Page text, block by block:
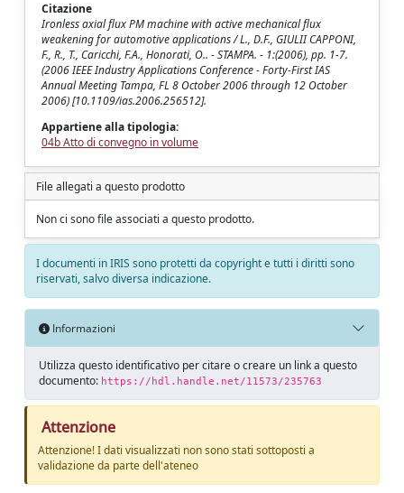
Citazione
Ironless axial flux PM machine with active mechanical flux
weakening for automotive applications / L., D.F., GIULII CAPPONI,
F., R., T., Caricchi, F.A., Honorati, O.. - STAMPA. - 1:(2006), pp. 1-7.
(2006 IEEE Industry Applications Conference - Forty-First IAS
Annual Meeting Tampa, FL 8 October 2006 through 12 October
2006) [10.1109/ias.2006.256512].
Appartiene alla tipologia:
04b Atto di convegno in volume
File allegati a questo prodotto
Non ci sono file associati a questo prodotto.
I documenti in IRIS sono protetti da copyright e tutti i diritti sono
riservati, salvo diversa indicazione.
Informazioni
Utilizza questo identificativo per citare o creare un link a questo
documento: https://hdl.handle.net/11573/235763
Attenzione
Attenzione! I dati visualizzati non sono stati sottoposti a
validazione da parte dell'ateneo